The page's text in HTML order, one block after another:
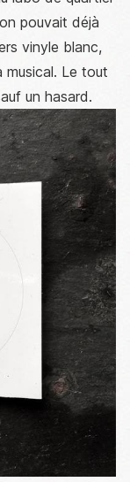
pouvait déjà
vinyle blanc,
musical. Le tout
un hasard.